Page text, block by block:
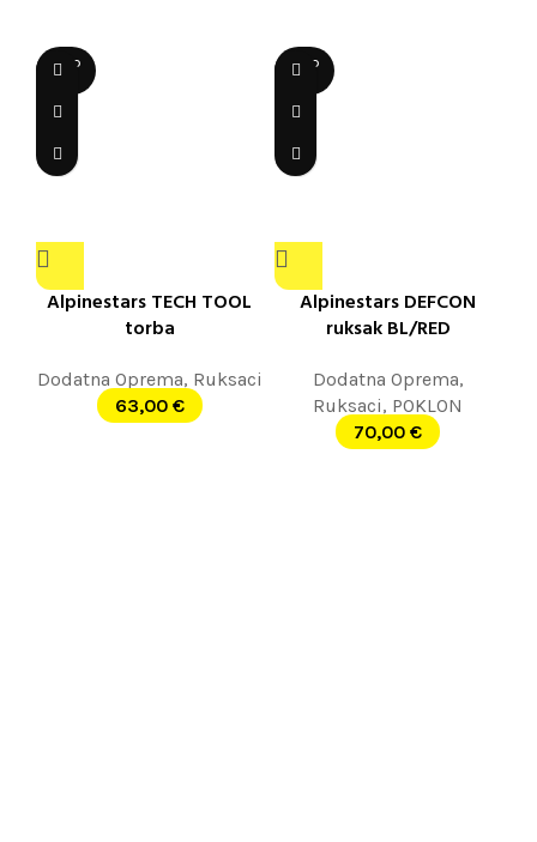
SOLD
OUT
Alpinestars TECH TOOL
torba
Dodatna Oprema, Ruksaci
63,00 €
SOLD
OUT
Alpinestars DEFCON
ruksak BL/RED
Dodatna Oprema,
Ruksaci, POKLON
70,00 €